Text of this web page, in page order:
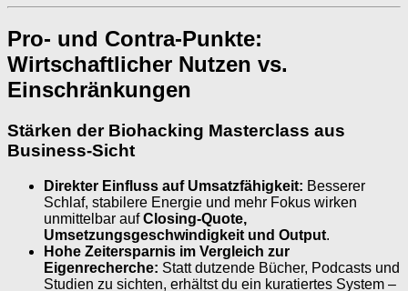
Pro- und Contra-Punkte:
Wirtschaftlicher Nutzen vs.
Einschränkungen
Stärken der Biohacking Masterclass aus
Business-Sicht
Direkter Einfluss auf Umsatzfähigkeit: Besserer
Schlaf, stabilere Energie und mehr Fokus wirken
unmittelbar aufClosing-Quote,
Umsetzungsgeschwindigkeit und Output.
Hohe Zeitersparnis im Vergleich zur
Eigenrecherche: Statt dutzende Bücher, Podcasts und
Studien zu sichten, erhältst du ein kuratiertes System –